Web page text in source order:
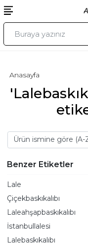
Anasayfa
Benzer Etiketler
Lale
Çiçekbaskıkalıbı
Laleahşapbaskıkalıbı
İstanbullalesi
Lalebaskıkalıbı